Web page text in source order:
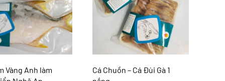
Vàng Anh làm
Cá Chuồn – Cá Đùi Gà 1